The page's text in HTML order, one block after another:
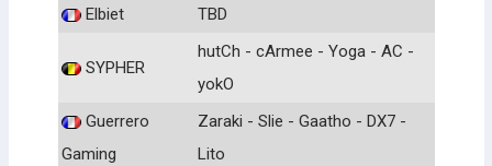
Elbiet
TBD
SYPHER
hutCh - cArmee - Yoga - AC -
yokO
Guerrero
Gaming
Zaraki - Slie - Gaatho - DX7 -
Lito